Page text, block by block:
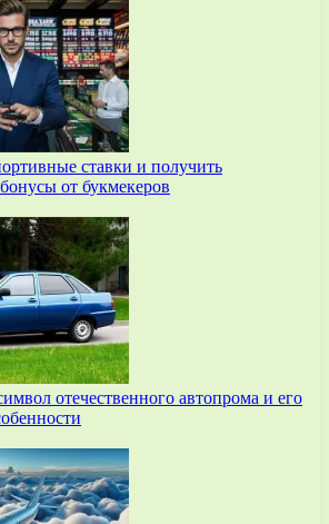
ставки и получить
от букмекеров
отечественного автопрома и его